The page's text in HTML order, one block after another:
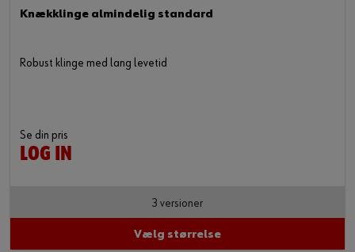
Knækklinge almindelig standard
Robust klinge med lang levetid
Se din pris
LOG IN
3 versioner
Vælg størrelse